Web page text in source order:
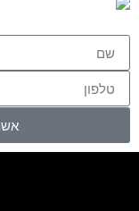
אשמח